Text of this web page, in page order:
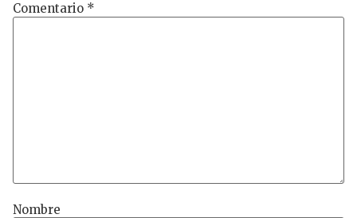
Comentario *
Nombre